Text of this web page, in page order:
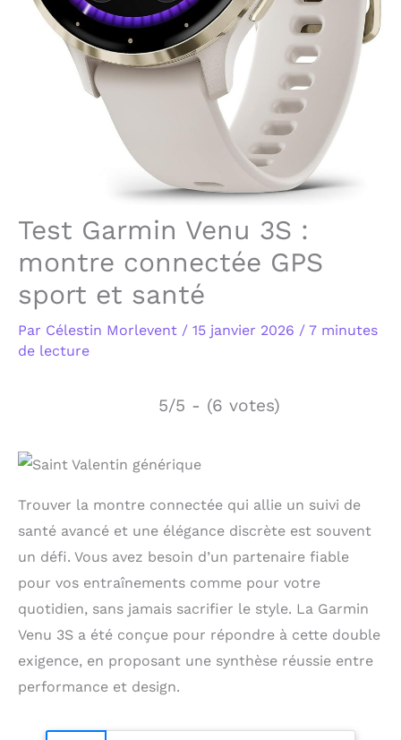
Test Garmin Venu 3S :
montre connectée GPS
sport et santé
Par Célestin Morlevent / 15 janvier 2026 / 7 minutes
de lecture
5/5 - (6 votes)
Trouver la montre connectée qui allie un suivi de
santé avancé et une élégance discrète est souvent
un défi. Vous avez besoin d’un partenaire fiable
pour vos entraînements comme pour votre
quotidien, sans jamais sacrifier le style. La Garmin
Venu 3S a été conçue pour répondre à cette double
exigence, en proposant une synthèse réussie entre
performance et design.